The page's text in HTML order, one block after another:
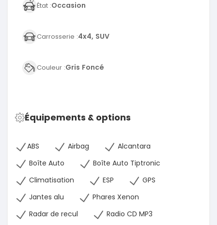
État :Occasion
Carrosserie :4x4, SUV
Couleur :Gris Foncé
Équipements & options
ABS Airbag
Alcantara
Boîte Auto
Boîte Auto Tiptronic
Climatisation
ESP
GPS
Jantes alu
Phares Xenon
Radar de recul
Radio CD MP3